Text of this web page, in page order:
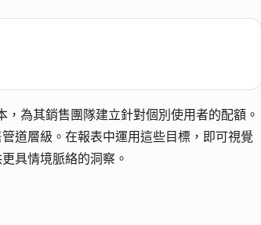
為其銷售團隊建立針對個別使用者的配額。
道層級。在報表中運用這些目標，即可視覺
具情境脈絡的洞察。